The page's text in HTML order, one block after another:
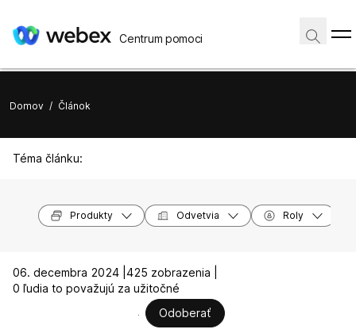
Centrum pomoci
Domov / Článok
Téma článku:
Produkty Odvetvia Roly
06. decembra 2024 | 425 zobrazenia |
0 ľudia to považujú za užitočné
Odoberať